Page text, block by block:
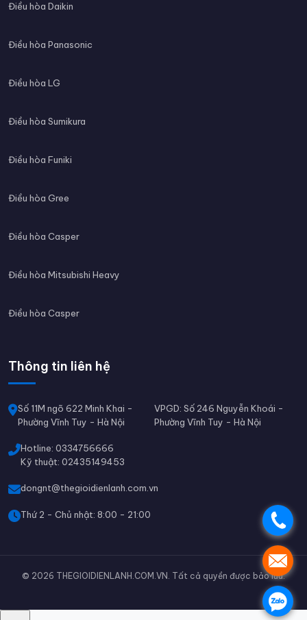
.
.
.
Điều hòa Daikin
Điều hòa Panasonic
Điều hòa LG
Điều hòa Sumikura
Điều hòa Funiki
Điều hòa Gree
Điều hòa Casper
Điều hòa Mitsubishi Heavy
Điều hòa Casper
Thông tin liên hệ
Số 11M ngõ 622 Minh Khai -
Phường Vĩnh Tuy - Hà Nội
VPGD: Số 246 Nguyễn Khoái -
Phường Vĩnh Tuy - Hà Nội
Hotline: 0334756666
Kỹ thuật: 02435149453
dongnt@thegioidienlanh.com.vn
Thứ 2 - Chủ nhật: 8:00 - 21:00
© 2026 THEGIOIDIENLANH.COM.VN. Tất cả quyền được bảo lưu.